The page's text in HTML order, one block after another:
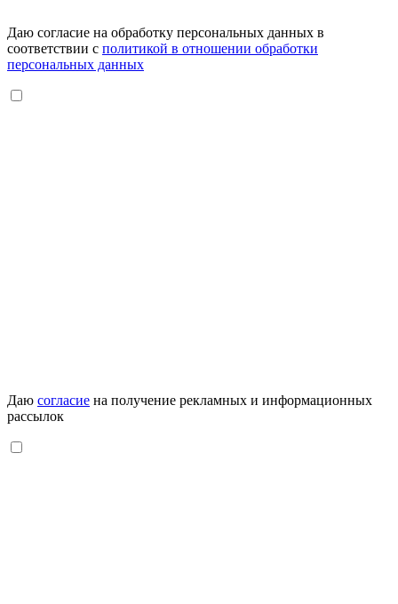
Даю согласие на обработку персональных данных в
соответствии с политикой в отношении обработки
персональных данных
Даю согласие на получение рекламных и информационных
рассылок